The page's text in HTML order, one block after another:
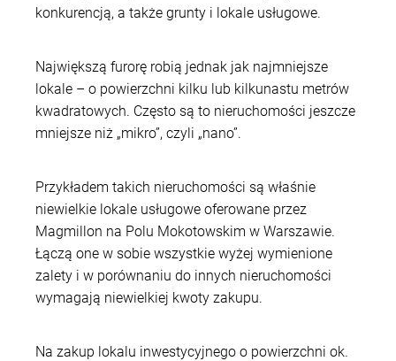
konkurencją, a także grunty i lokale usługowe.
Największą furorę robią jednak jak najmniejsze
lokale – o powierzchni kilku lub kilkunastu metrów
kwadratowych. Często są to nieruchomości jeszcze
mniejsze niż „mikro”, czyli „nano”.
Przykładem takich nieruchomości są właśnie
niewielkie lokale usługowe oferowane przez
Magmillon na Polu Mokotowskim w Warszawie.
Łączą one w sobie wszystkie wyżej wymienione
zalety i w porównaniu do innych nieruchomości
wymagają niewielkiej kwoty zakupu.
Na zakup lokalu inwestycyjnego o powierzchni ok.